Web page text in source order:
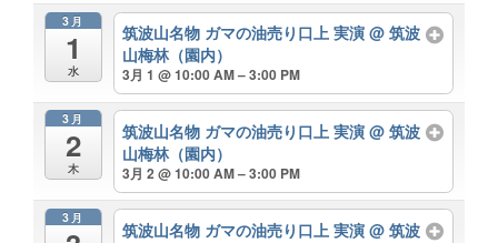
3月
1
水
筑波山名物 ガマの油売り口上 実演@ 筑波
山梅林（園内）
3月 1 @ 10:00 AM – 3:00 PM
3月
2
木
筑波山名物 ガマの油売り口上 実演@ 筑波
山梅林（園内）
3月 2 @ 10:00 AM – 3:00 PM
3月
筑波山名物 ガマの油売り口上 実演@ 筑波